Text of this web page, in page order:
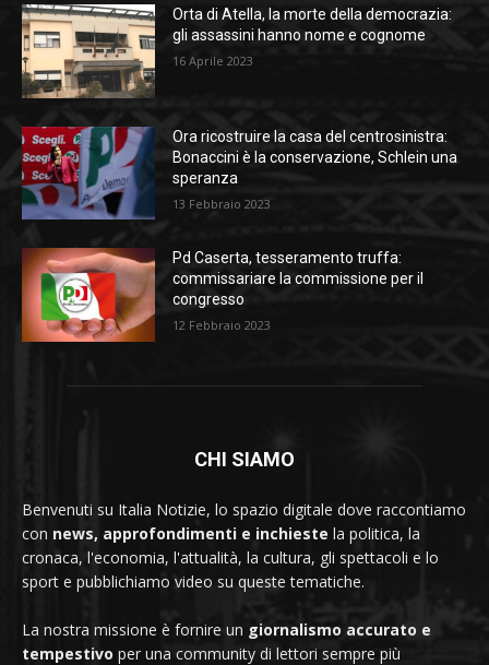
Orta di Atella, la morte della democrazia:
gli assassini hanno nome e cognome
16 Aprile 2023
Ora ricostruire la casa del centrosinistra:
Bonaccini è la conservazione, Schlein una
speranza
13 Febbraio 2023
Pd Caserta, tesseramento truffa:
commissariare la commissione per il
congresso
12 Febbraio 2023
CHI SIAMO
Benvenuti su Italia Notizie, lo spazio digitale dove raccontiamo
con news, approfondimenti e inchieste la politica, la
cronaca, l'economia, l'attualità, la cultura, gli spettacoli e lo
sport e pubblichiamo video su queste tematiche.
La nostra missione è fornire un giornalismo accurato e
tempestivo per una community di lettori sempre più